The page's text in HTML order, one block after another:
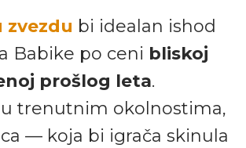
zvezdu bi idealan ishod
Babike po ceni bliskoj
prošlog leta.
trenutnim okolnostima,
— koja bi igrača skinula